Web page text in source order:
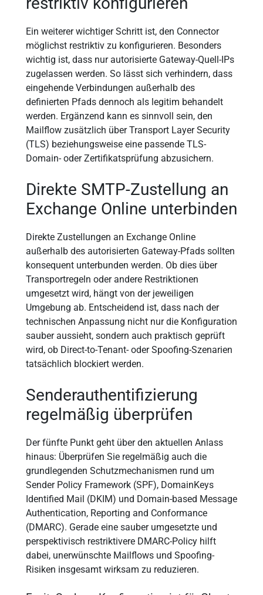
Ein weiterer wichtiger Schritt ist, den Connector
möglichst restriktiv zu konfigurieren. Besonders
wichtig ist, dass nur autorisierte Gateway-Quell-IPs
zugelassen werden. So lässt sich verhindern, dass
eingehende Verbindungen außerhalb des
definierten Pfads dennoch als legitim behandelt
werden. Ergänzend kann es sinnvoll sein, den
Mailflow zusätzlich über Transport Layer Security
(TLS) beziehungsweise eine passende TLS-
Domain- oder Zertifikatsprüfung abzusichern.
Direkte SMTP-Zustellung an
Exchange Online unterbinden
Direkte Zustellungen an Exchange Online
außerhalb des autorisierten Gateway-Pfads sollten
konsequent unterbunden werden. Ob dies über
Transportregeln oder andere Restriktionen
umgesetzt wird, hängt von der jeweiligen
Umgebung ab. Entscheidend ist, dass nach der
technischen Anpassung nicht nur die Konfiguration
sauber aussieht, sondern auch praktisch geprüft
wird, ob Direct-to-Tenant- oder Spoofing-Szenarien
tatsächlich blockiert werden.
Senderauthentifizierung
regelmäßig überprüfen
Der fünfte Punkt geht über den aktuellen Anlass
hinaus: Überprüfen Sie regelmäßig auch die
grundlegenden Schutzmechanismen rund um
Sender Policy Framework (SPF), DomainKeys
Identified Mail (DKIM) und Domain-based Message
Authentication, Reporting and Conformance
(DMARC). Gerade eine sauber umgesetzte und
perspektivisch restriktivere DMARC-Policy hilft
dabei, unerwünschte Mailflows und Spoofing-
Risiken insgesamt wirksam zu reduzieren.